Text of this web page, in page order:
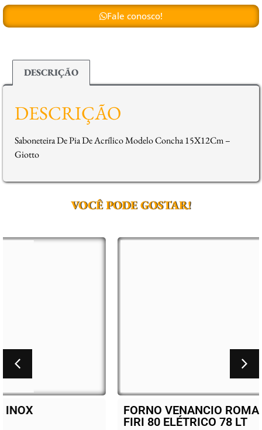
Fale conosco!
DESCRIÇÃO
DESCRIÇÃO
Saboneteira De Pia De Acrílico Modelo Concha 15X12Cm –
Giotto
VOCÊ PODE GOSTAR!
FORNO VENANCIO ROMA INOX
FIRI 80 ELÉTRICO 78 LT